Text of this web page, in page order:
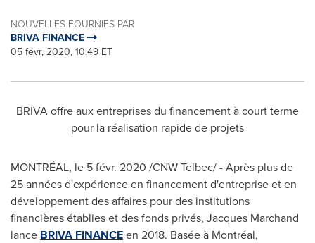
NOUVELLES FOURNIES PAR
BRIVA FINANCE
05 févr, 2020, 10:49 ET
BRIVA offre aux entreprises du financement à court terme
pour la réalisation rapide de projets
MONTRÉAL, le 5 févr. 2020 /CNW Telbec/ - Après plus de
25 années d'expérience en financement d'entreprise et en
développement des affaires pour des institutions
financières établies et des fonds privés, Jacques Marchand
lance BRIVA FINANCEen 2018. Basée à Montréal,